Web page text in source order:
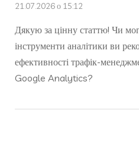
21.07.2026 о 15:12
Дякую за цінну статтю! Чи
інструменти аналітики ви
ефективності трафік-
Google Analytics?